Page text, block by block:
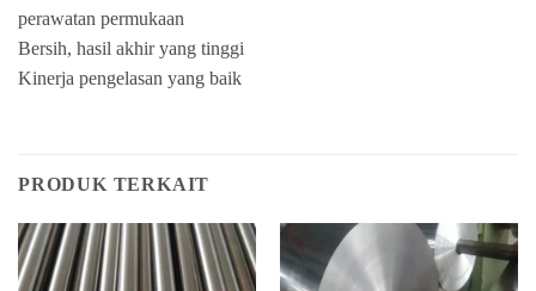
perawatan permukaan
Bersih, hasil akhir yang tinggi
Kinerja pengelasan yang baik
PRODUK TERKAIT